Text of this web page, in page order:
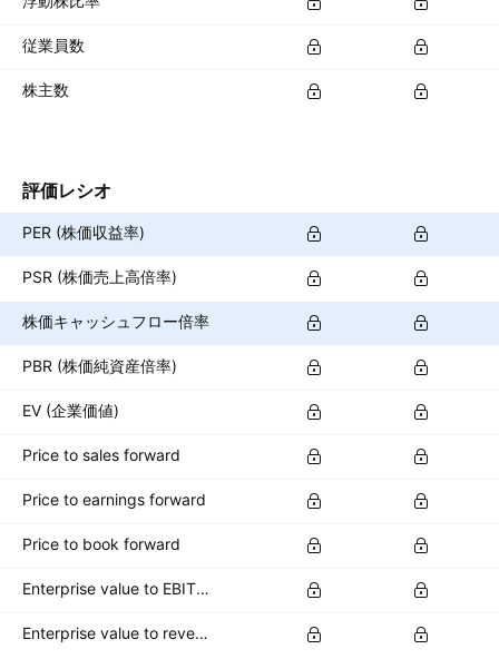
従業員数
株主数
評価レシオ
PER (株価収益率)
PSR (株価売上高倍率)
株価キャッシュフロー倍率
PBR (株価純資産倍率)
EV (企業価値)
Price to sales forward
Price to earnings forward
Price to book forward
Enterprise value to EBIT forward
Enterprise value to revenue forward